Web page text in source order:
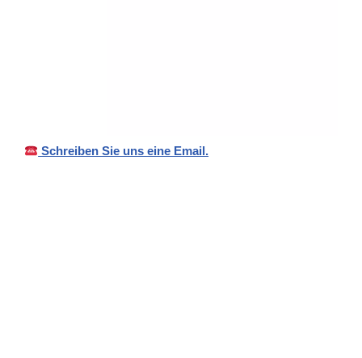
Schreiben Sie uns eine Email.